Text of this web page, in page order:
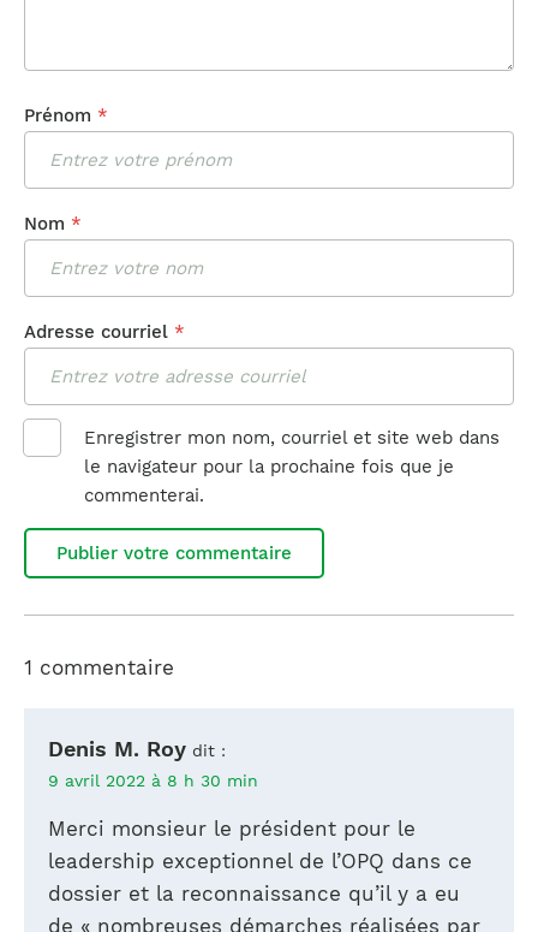
Prénom *
Nom *
Adresse courriel *
Enregistrer mon nom, courriel et site web dans
le navigateur pour la prochaine fois que je
commenterai.
1 commentaire
Denis M. Roy dit :
9 avril 2022 à 8 h 30 min
Merci monsieur le président pour le
leadership exceptionnel de l’OPQ dans ce
dossier et la reconnaissance qu’il y a eu
de « nombreuses démarches réalisées par